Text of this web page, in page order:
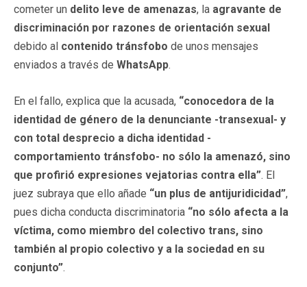
cometer un delito leve de amenazas, la agravante de
discriminación por razones de orientación sexual
debido al contenido tránsfobo de unos mensajes
enviados a través de WhatsApp.
En el fallo, explica que la acusada, “conocedora de la
identidad de género de la denunciante -transexual- y
con total desprecio a dicha identidad -
comportamiento tránsfobo- no sólo la amenazó, sino
que profirió expresiones vejatorias contra ella”. El
juez subraya que ello añade “un plus de antijuridicidad”,
pues dicha conducta discriminatoria “no sólo afecta a la
víctima, como miembro del colectivo trans, sino
también al propio colectivo y a la sociedad en su
conjunto”.